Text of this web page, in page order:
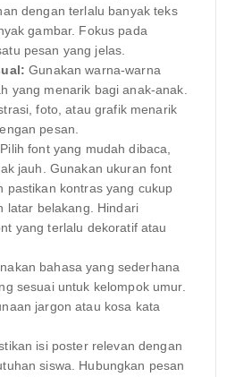
dengan terlalu banyak teks
gambar. Fokus pada
pesan yang jelas.
Gunakan warna-warna
yang menarik bagi anak-anak.
foto, atau grafik menarik
pesan.
Pilih font yang mudah dibaca,
jauh. Gunakan ukuran font
pastikan kontras yang cukup
latar belakang. Hindari
yang terlalu dekoratif atau
bahasa yang sederhana
sesuai untuk kelompok umur.
jargon atau kosa kata
isi poster relevan dengan
siswa. Hubungkan pesan